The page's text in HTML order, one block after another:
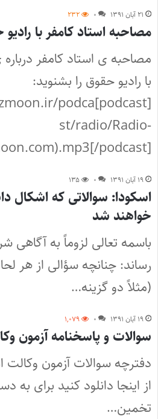
۲۱ آبان ۱۳۹۱ ۰ ۲۳۲
مصاحبه استاد کامفر با
با رادیو حقوق را بشنوید:
podca
st/radio/Radio-
podcast]
۱۹ آبان ۱۳۹۱ ۰ ۱۳۵
اسکودا: سوالاتی که اشکال
خواهند شد
باسمه تعالی لزوماً به آگاهی
رساند: چنانچه سؤالی از هر
(مثلاً دو گزینه…
۱۹ آبان ۱۳۹۱ ۰ ۱,۰۷۹
سوالات و پاسخنامه آزمون
از اینجا دانلود کنید برای به
تخمین…